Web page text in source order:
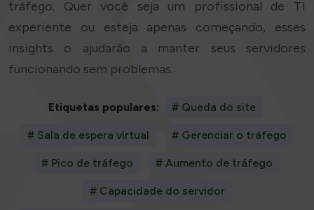
tráfego. Quer você seja um profissional de TI
experiente ou esteja apenas começando, esses
insights o ajudarão a manter seus servidores
funcionando sem problemas.
Etiquetas populares: # Queda do site
# Sala de espera virtual # Gerenciar o tráfego
# Pico de tráfego # Aumento de tráfego
# Capacidade do servidor